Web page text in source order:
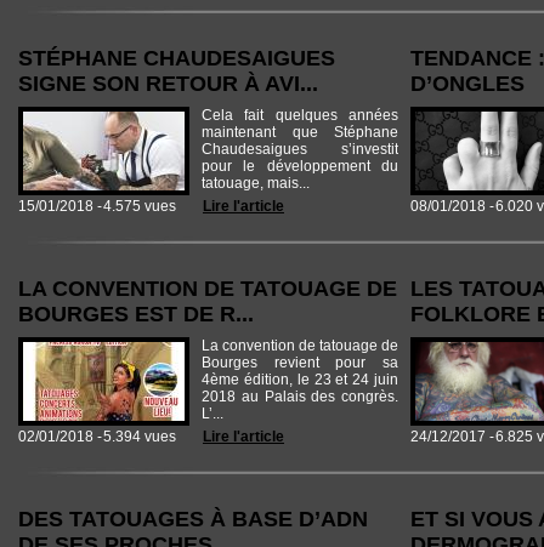
STÉPHANE CHAUDESAIGUES
SIGNE SON RETOUR À AVI...
Cela fait quelques années
maintenant que Stéphane
Chaudesaigues s’investit
pour le développement du
tatouage, mais...
15/01/2018 -4.575 vues Lire l'article
TENDANCE
D’ONGLES
08/01/2018 -6.020
LA CONVENTION DE TATOUAGE DE
BOURGES EST DE R...
La convention de tatouage de
Bourges revient pour sa
4ème édition, le 23 et 24 juin
2018 au Palais des congrès.
L’...
02/01/2018 -5.394 vues Lire l'article
LES
FOLKLORE
24/12/2017 -6.825
DES TATOUAGES À BASE D’ADN
ET SI VOUS